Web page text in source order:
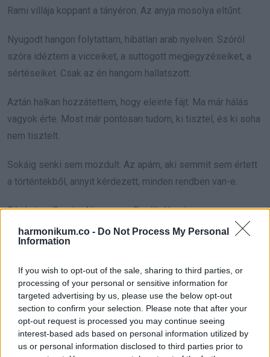
harmonikum.co - Do Not Process My Personal
Information
If you wish to opt-out of the sale, sharing to third parties, or
processing of your personal or sensitive information for
targeted advertising by us, please use the below opt-out
section to confirm your selection. Please note that after your
opt-out request is processed you may continue seeing
interest-based ads based on personal information utilized by
us or personal information disclosed to third parties prior to
Rami villája koppant a tányéron. Az anyja mosolya eltűnt.
Nyugodt hangon folytattam, hibátlan arab nyelven. Szóról
szóra idéztem a vicceiket, a suttogott megjegyzéseiket, a
sértéseiket. Csak az én hangom hallatszott.
Aztán halkan hozzátettem, hogy eleinte fájt. Ma már hálás
vagyok érte. Most már pontosan tudom, ki tisztel, és ki soha
nem tisztelt.
Sokáig senki sem mozdult. Az apám, aki semmit sem értett
a történtekből, annyit kérdezett, minden rendben van-e.
Ránéztem Ramira. Nincs, apa. Egyáltalán nincs.
Aznap este felbontottam az eljegyzést.
Rami könyörgött, hogy gondoljam meg. Keverte a két nyelvet,
és azt hajtogatta, hogy csak családi poénkodás volt.
Akkor talán vegyél el valakit, akinek ez vicces, mondtam
hidegen.